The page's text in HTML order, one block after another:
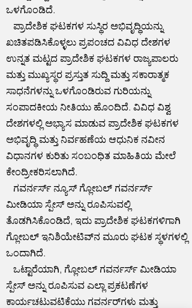
ಒಳಗೊಂಡಿದೆ.
ಪ್ರಾದೇಶಿಕ ಘಟಕಗಳ ಸುಸ್ಥಿರ ಅಭಿವೃದ್ಧಿಯನ್ನು
ಖಚಿತಪಡಿಸಿಕೊಳ್ಳಲು ಪ್ರಪಂಚದ ವಿವಿಧ ದೇಶಗಳ
ಉನ್ನತ ಮಟ್ಟದ ಪ್ರಾದೇಶಿಕ ಘಟಕಗಳ ರಾಜ್ಯಪಾಲರು
ಮತ್ತು ಮುಖ್ಯಸ್ಥರ ಪ್ರಸ್ತುತ ಸುದ್ದಿ ಮತ್ತು ಸಕಾರಾತ್ಮಕ
ಸಾಧನೆಗಳನ್ನು ಒಳಗೊಂಡಿರುವ ಗುರಿಯನ್ನು
ಸಂಪಾದಕೀಯ ನೀತಿಯು ಹೊಂದಿದೆ. ವಿವಿಧ ವಿಶ್ವ
ದೇಶಗಳಲ್ಲಿ ಅಭ್ಯಾಸ ಮಾಡುವ ಪ್ರಾದೇಶಿಕ ಘಟಕಗಳ
ಅಭಿವೃದ್ಧಿ ಮತ್ತು ನಿರ್ವಹಣೆಯ ಆಧುನಿಕ ನವೀನ
ವಿಧಾನಗಳ ಕುರಿತು ಸಂಬಂಧಿತ ಮಾಹಿತಿಯ ಮೇಲೆ
ಕೇಂದ್ರೀಕರಿಸಲಾಗಿದೆ.
ಗವರ್ನರ್ಸ್ ನ್ಯೂಸ್ ಗ್ಲೋಬಲ್ ಗವರ್ನರ್ಸ್
ಮೀಡಿಯಾ ಸ್ಪೇಸ್ ಅನ್ನು ರೂಪಿಸುವಲ್ಲಿ
ತೊಡಗಿಸಿಕೊಂಡಿದೆ, ಇದು ಪ್ರಾದೇಶಿಕ ಘಟಕಗಳಿಗಾಗಿ
ಗ್ಲೋಬಲ್ ಇನಿಶಿಯೇಟಿವ್‌ನ ಮೂರು ಘಟಕ ಸ್ಥಳಗಳಲ್ಲಿ
ಒಂದಾಗಿದೆ.
ಒಟ್ಟಾರೆಯಾಗಿ, ಗ್ಲೋಬಲ್ ಗವರ್ನರ್ಸ್ ಮೀಡಿಯಾ
ಸ್ಪೇಸ್ ಅನ್ನು ರೂಪಿಸುವ ಎಲ್ಲಾ ಪ್ರಕಟಣೆಗಳ
ಕಾರ್ಯಚಟುವಟಿಕೆಯು ಗವರ್ನರ್‌ಗಳು ಮತ್ತು